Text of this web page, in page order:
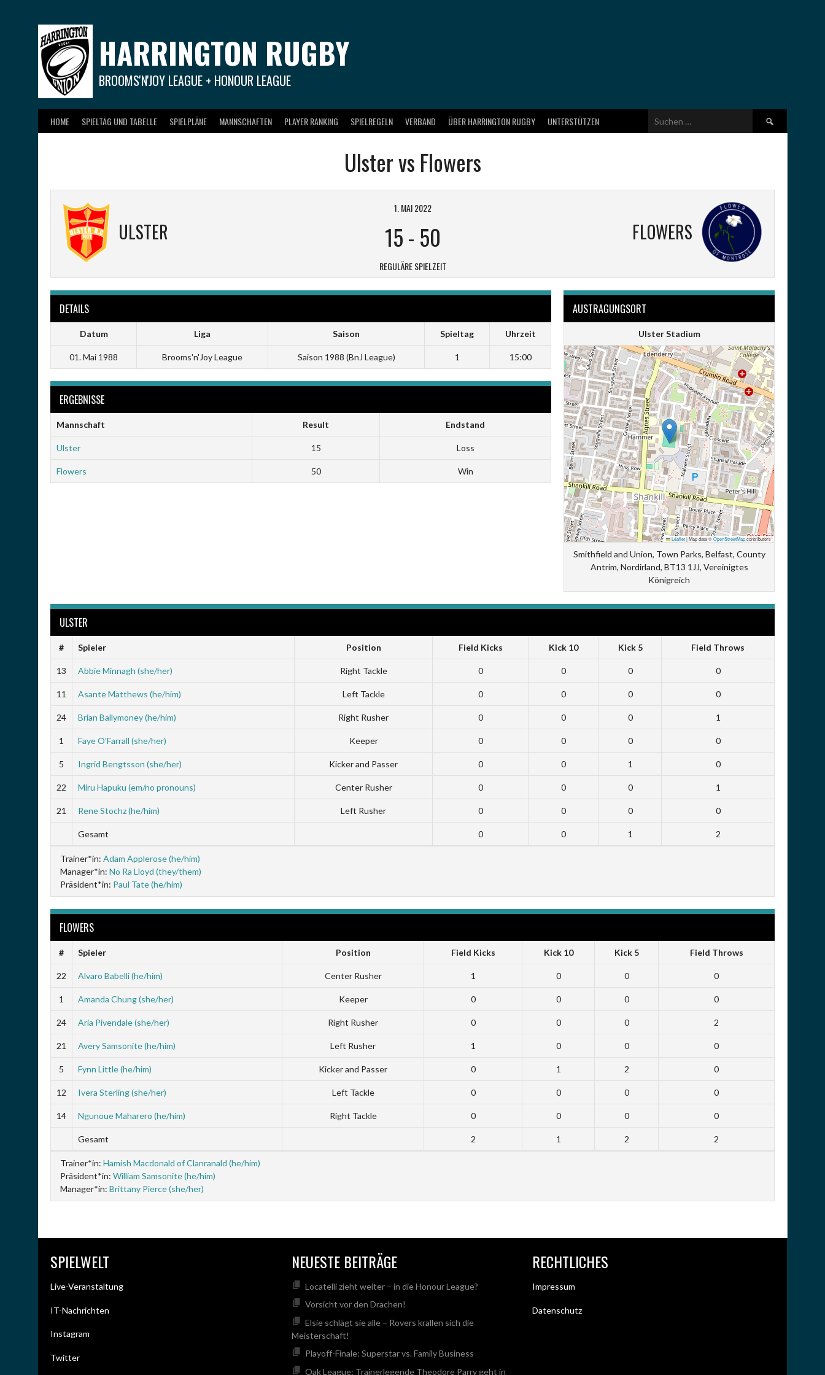
HARRINGTON RUGBY
BROOMS'N'JOY LEAGUE + HONOUR LEAGUE
HOME SPIELTAG UND TABELLE SPIELPLÄNE MANNSCHAFTEN PLAYER RANKING SPIELREGELN VERBAND ÜBER HARRINGTON RUGBY UNTERSTÜTZEN
Suchen
nach:
Ulster vs Flowers
ULSTER FLOWERS
1. MAI 2022
15- 50
REGULÄRE SPIELZEIT
AUSTRAGUNGSORT
Ulster Stadium
Leaflet|Map data ©OpenStreetMapcontributors
Smithfield and Union, Town Parks, Belfast, County
Antrim, Nordirland, BT13 1JJ, Vereinigtes
Königreich
DETAILS
Datum Liga Saison Spieltag Uhrzeit
01. Mai 1988 Brooms'n'Joy League Saison 1988 (BnJ League) 1 15:00
ERGEBNISSE
Mannschaft Result Endstand
Ulster 15 Loss
Flowers 50 Win
ULSTER
# Spieler Position Field Kicks Kick 10 Kick 5 Field Throws
13 Abbie Minnagh (she/her) Right Tackle 0 0 0 0
11 Asante Matthews (he/him) Left Tackle 0 0 0 0
24 Brian Ballymoney (he/him) Right Rusher 0 0 0 1
1 Faye O’Farrall (she/her) Keeper 0 0 0 0
5 Ingrid Bengtsson (she/her) Kicker and Passer 0 0 1 0
22 Miru Hapuku (em/no pronouns) Center Rusher 0 0 0 1
21 Rene Stochz (he/him) Left Rusher 0 0 0 0
Gesamt 0 0 1 2
Trainer*in: Adam Applerose (he/him)
Manager*in: No Ra Lloyd (they/them)
Präsident*in: Paul Tate (he/him)
FLOWERS
# Spieler Position Field Kicks Kick 10 Kick 5 Field Throws
22 Alvaro Babelli (he/him) Center Rusher 1 0 0 0
1 Amanda Chung (she/her) Keeper 0 0 0 0
24 Aria Pivendale (she/her) Right Rusher 0 0 0 2
21 Avery Samsonite (he/him) Left Rusher 1 0 0 0
5 Fynn Little (he/him) Kicker and Passer 0 1 2 0
12 Ivera Sterling (she/her) Left Tackle 0 0 0 0
14 Ngunoue Maharero (he/him) Right Tackle 0 0 0 0
Gesamt 2 1 2 2
Trainer*in: Hamish Macdonald of Clanranald (he/him)
Präsident*in: William Samsonite (he/him)
Manager*in: Brittany Pierce (she/her)
SPIELWELT
Live-Veranstaltung
IT-Nachrichten
Instagram
Twitter
NEUESTE BEITRÄGE
Locatelli zieht weiter – in die Honour League?
Vorsicht vor den Drachen!
Elsie schlägt sie alle – Rovers krallen sich die
Meisterschaft!
Playoff-Finale: Superstar vs. Family Business
Oak League: Trainerlegende Theodore Parry geht in
RECHTLICHES
Impressum
Datenschutz